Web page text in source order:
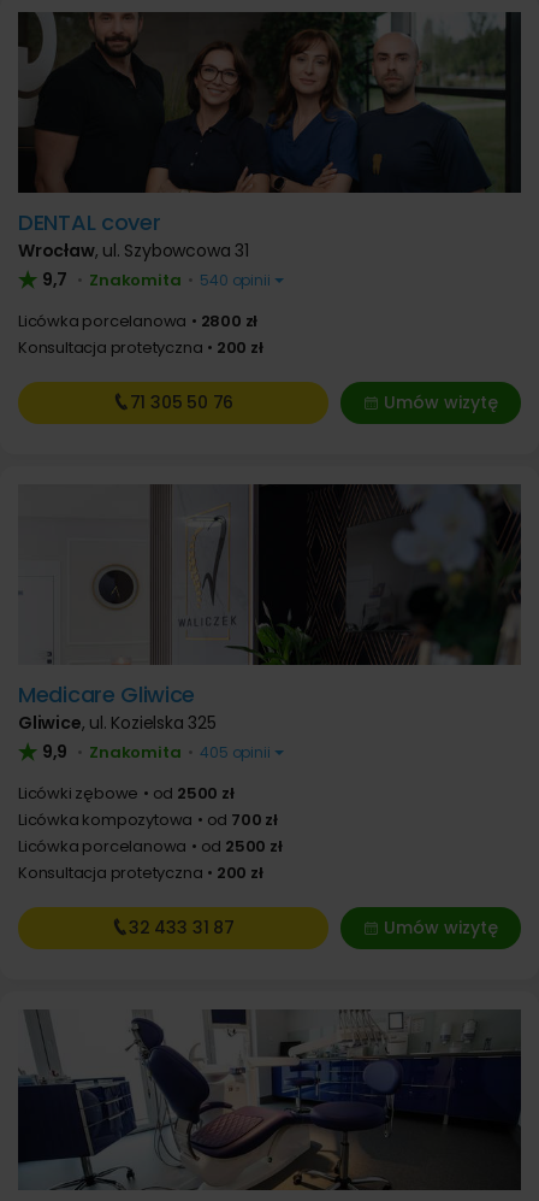
DENTAL cover
Wrocław, ul. Szybowcowa 31
9,7 • Znakomita • 540 opinii
Licówka porcelanowa
2800 zł
Konsultacja protetyczna
200 zł
Umów wizytę
71 305 50 76
Medicare Gliwice
Gliwice, ul. Kozielska 325
9,9 • Znakomita • 405 opinii
Licówki zębowe od 2500 zł
Licówka kompozytowa
od 700 zł
Licówka porcelanowa
od 2500 zł
Konsultacja protetyczna
200 zł
Umów wizytę
32 433 31 87